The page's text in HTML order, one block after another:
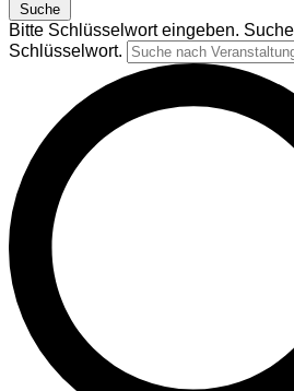
Suche
Bitte Schlüsselwort eingeben.
Schlüsselwort.